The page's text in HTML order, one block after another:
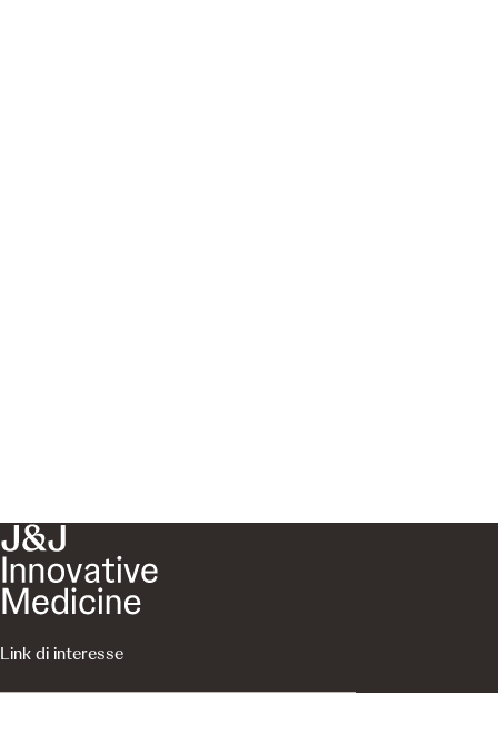
Link di interesse